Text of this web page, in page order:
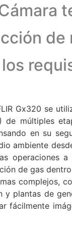
de
Gx320 se
de múltiples
en su
ambiente
operaciones a
de gas
complejos,
y plantas de
fácilmente